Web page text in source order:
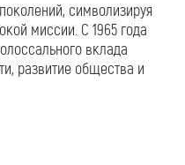
символизируя
миссии. С 1965 года
вклада
развитие общества и